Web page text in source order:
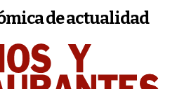
de actualidad